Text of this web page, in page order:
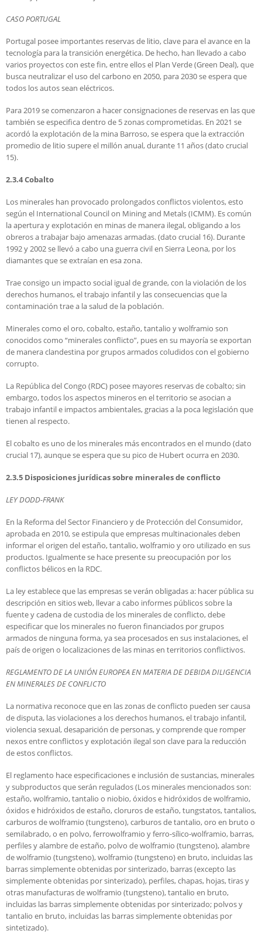
CASO PORTUGAL
Portugal posee importantes reservas de litio, clave para el avance en la
tecnología para la transición energética. De hecho, han llevado a cabo
varios proyectos con este fin, entre ellos el Plan Verde (Green Deal), que
busca neutralizar el uso del carbono en 2050, para 2030 se espera que
todos los autos sean eléctricos.
Para 2019 se comenzaron a hacer consignaciones de reservas en las que
también se especifica dentro de 5 zonas comprometidas. En 2021 se
acordó la explotación de la mina Barroso, se espera que la extracción
promedio de litio supere el millón anual, durante 11 años (dato crucial
15).
2.3.4 Cobalto
Los minerales han provocado prolongados conflictos violentos, esto
según el International Council on Mining and Metals (ICMM). Es común
la apertura y explotación en minas de manera ilegal, obligando a los
obreros a trabajar bajo amenazas armadas. (dato crucial 16). Durante
1992 y 2002 se llevó a cabo una guerra civil en Sierra Leona, por los
diamantes que se extraían en esa zona.
Trae consigo un impacto social igual de grande, con la violación de los
derechos humanos, el trabajo infantil y las consecuencias que la
contaminación trae a la salud de la población.
Minerales como el oro, cobalto, estaño, tantalio y wolframio son
conocidos como “minerales conflicto”, pues en su mayoría se exportan
de manera clandestina por grupos armados coludidos con el gobierno
corrupto.
La República del Congo (RDC) posee mayores reservas de cobalto; sin
embargo, todos los aspectos mineros en el territorio se asocian a
trabajo infantil e impactos ambientales, gracias a la poca legislación que
tienen al respecto.
El cobalto es uno de los minerales más encontrados en el mundo (dato
crucial 17), aunque se espera que su pico de Hubert ocurra en 2030.
2.3.5 Disposiciones jurídicas sobre minerales de conflicto
LEY DODD-FRANK
En la Reforma del Sector Financiero y de Protección del Consumidor,
aprobada en 2010, se estipula que empresas multinacionales deben
informar el origen del estaño, tantalio, wolframio y oro utilizado en sus
productos. Igualmente se hace presente su preocupación por los
conflictos bélicos en la RDC.
La ley establece que las empresas se verán obligadas a: hacer pública su
descripción en sitios web, llevar a cabo informes públicos sobre la
fuente y cadena de custodia de los minerales de conflicto, debe
especificar que los minerales no fueron financiados por grupos
armados de ninguna forma, ya sea procesados en sus instalaciones, el
país de origen o localizaciones de las minas en territorios conflictivos.
REGLAMENTO DE LA UNIÓN EUROPEA EN MATERIA DE DEBIDA DILIGENCIA
EN MINERALES DE CONFLICTO
La normativa reconoce que en las zonas de conflicto pueden ser causa
de disputa, las violaciones a los derechos humanos, el trabajo infantil,
violencia sexual, desaparición de personas, y comprende que romper
nexos entre conflictos y explotación ilegal son clave para la reducción
de estos conflictos.
El reglamento hace especificaciones e inclusión de sustancias, minerales
y subproductos que serán regulados (Los minerales mencionados son:
estaño, wolframio, tantalio o niobio, óxidos e hidróxidos de wolframio,
óxidos e hidróxidos de estaño, cloruros de estaño, tungstatos, tantalios,
carburos de wolframio (tungsteno), carburos de tantalio, oro en bruto o
semilabrado, o en polvo, ferrowolframio y ferro-sílico-wolframio, barras,
perfiles y alambre de estaño, polvo de wolframio (tungsteno), alambre
de wolframio (tungsteno), wolframio (tungsteno) en bruto, incluidas las
barras simplemente obtenidas por sinterizado, barras (excepto las
simplemente obtenidas por sinterizado), perfiles, chapas, hojas, tiras y
otras manufacturas de wolframio (tungsteno), tantalio en bruto,
incluidas las barras simplemente obtenidas por sinterizado; polvos y
tantalio en bruto, incluidas las barras simplemente obtenidas por
sintetizado).